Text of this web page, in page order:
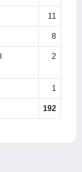
11
8
2
1
192